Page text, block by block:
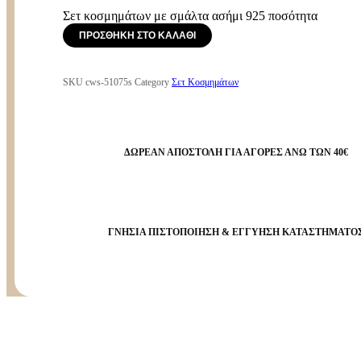
Σετ κοσμημάτων με σμάλτα ασήμι 925 ποσότητα
ΠΡΟΣΘΉΚΗ ΣΤΟ ΚΑΛΆΘΙ
SKU cws-51075s Category Σετ Κοσμημάτων
ΔΩΡΕΑΝ ΑΠΟΣΤΟΛΗ ΓΙΑ ΑΓΟΡΕΣ ΑΝΩ ΤΩΝ 40€
ΓΝΗΣΙΑ ΠΙΣΤΟΠΟΙΗΣΗ & ΕΓΓΥΗΣΗ